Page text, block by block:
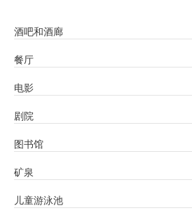
酒吧和酒廊
餐厅
电影
剧院
图书馆
矿泉
儿童游泳池